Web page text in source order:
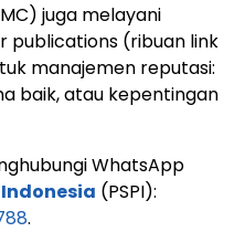
juga melayani
publications (ribuan link
manajemen reputasi:
baik, atau kepentingan
WhatsApp
(PSPI):
.